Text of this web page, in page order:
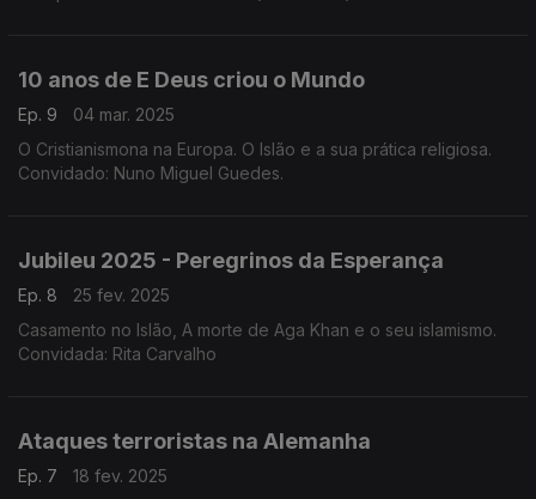
10 anos de E Deus criou o Mundo
Ep. 9
04 mar. 2025
O Cristianismona na Europa. O Islão e a sua prática religiosa.
Convidado: Nuno Miguel Guedes.
Jubileu 2025 - Peregrinos da Esperança
Ep. 8
25 fev. 2025
Casamento no Islão, A morte de Aga Khan e o seu islamismo.
Convidada: Rita Carvalho
Ataques terroristas na Alemanha
Ep. 7
18 fev. 2025